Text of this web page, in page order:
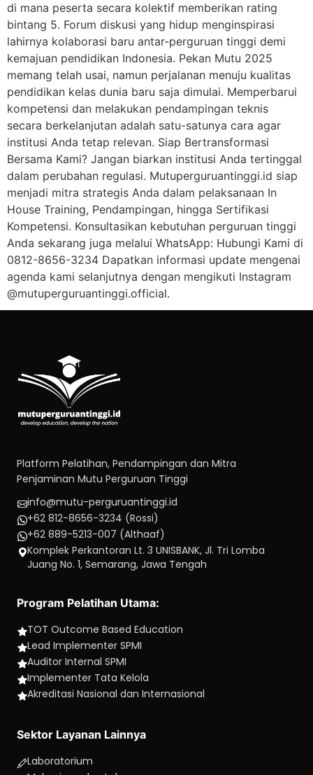
di mana peserta secara kolektif memberikan rating
bintang 5. Forum diskusi yang hidup menginspirasi
lahirnya kolaborasi baru antar-perguruan tinggi demi
kemajuan pendidikan Indonesia. Pekan Mutu 2025
memang telah usai, namun perjalanan menuju kualitas
pendidikan kelas dunia baru saja dimulai. Memperbarui
kompetensi dan melakukan pendampingan teknis
secara berkelanjutan adalah satu-satunya cara agar
institusi Anda tetap relevan. Siap Bertransformasi
Bersama Kami? Jangan biarkan institusi Anda tertinggal
dalam perubahan regulasi. Mutuperguruantinggi.id siap
menjadi mitra strategis Anda dalam pelaksanaan In
House Training, Pendampingan, hingga Sertifikasi
Kompetensi. Konsultasikan kebutuhan perguruan tinggi
Anda sekarang juga melalui WhatsApp: Hubungi Kami di
0812-8656-3234 Dapatkan informasi update mengenai
agenda kami selanjutnya dengan mengikuti Instagram
@mutuperguruantinggi.official.
Platform Pelatihan, Pendampingan dan Mitra
Penjaminan Mutu Perguruan Tinggi
info@mutu-perguruantinggi.id
+62 812-8656-3234 (Rossi)
+62 889-5213-007 (Althaaf)
Komplek Perkantoran Lt. 3 UNISBANK, Jl. Tri Lomba
Juang No. 1, Semarang, Jawa Tengah
Program Pelatihan Utama:
TOT Outcome Based Education
Lead Implementer SPMI
Auditor Internal SPMI
Implementer Tata Kelola
Akreditasi Nasional dan Internasional
Sektor Layanan Lainnya
Laboratorium